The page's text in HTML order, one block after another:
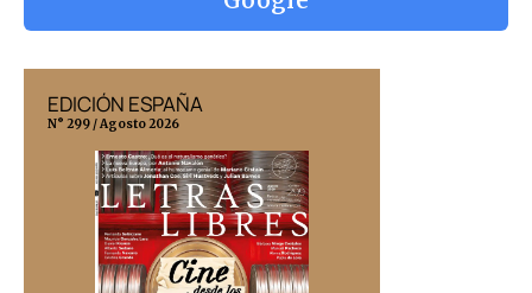
EDICIÓN ESPAÑA
N° 299 / Agosto 2026